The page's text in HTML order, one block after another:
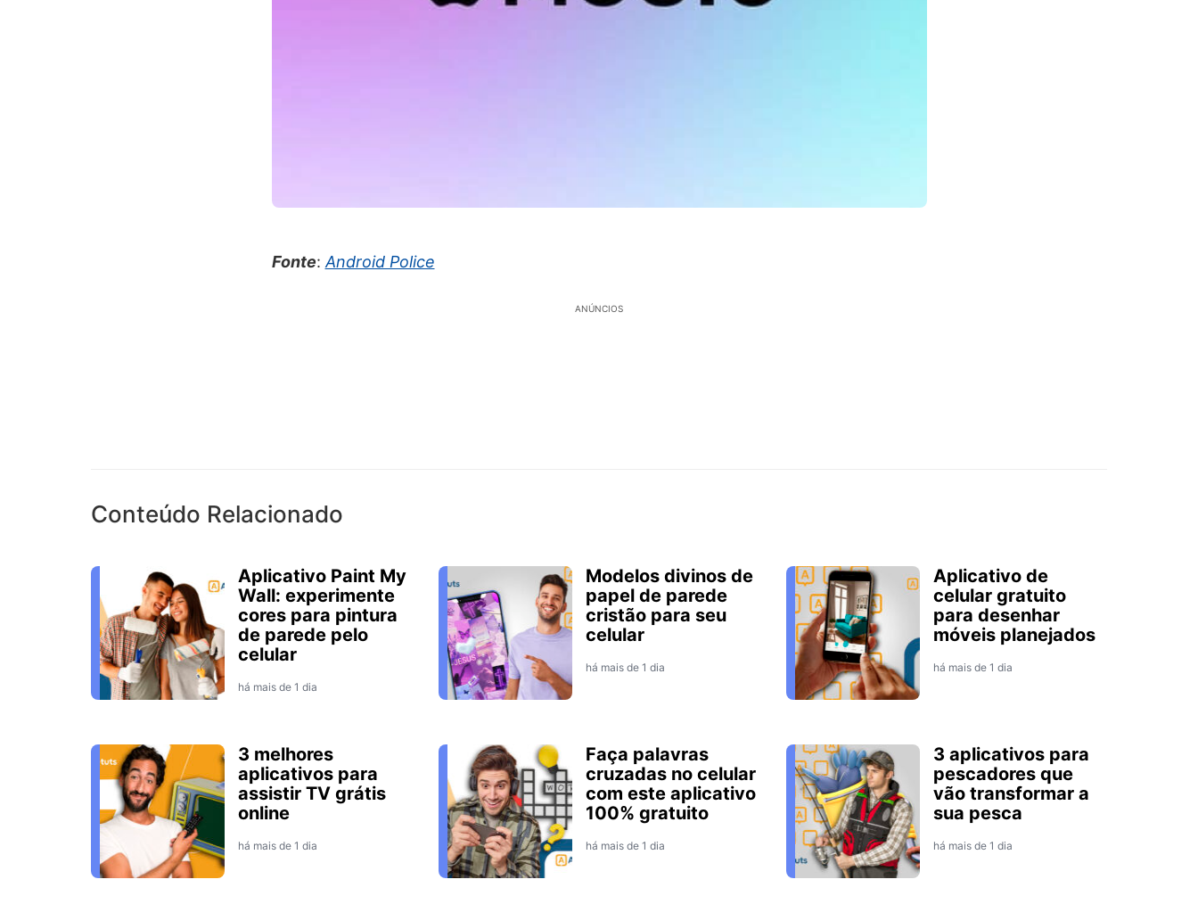
Fonte: Android Police
ANÚNCIOS
Conteúdo Relacionado
Aplicativo Paint My
Wall: experimente
cores para pintura
de parede pelo
celular
há mais de 1 dia
Modelos divinos de
papel de parede
cristão para seu
celular
há mais de 1 dia
Aplicativo de
celular gratuito
para desenhar
móveis planejados
há mais de 1 dia
3 melhores
aplicativos para
assistir TV grátis
online
há mais de 1 dia
Faça palavras
cruzadas no celular
com este aplicativo
100% gratuito
há mais de 1 dia
3 aplicativos para
pescadores que
vão transformar a
sua pesca
há mais de 1 dia